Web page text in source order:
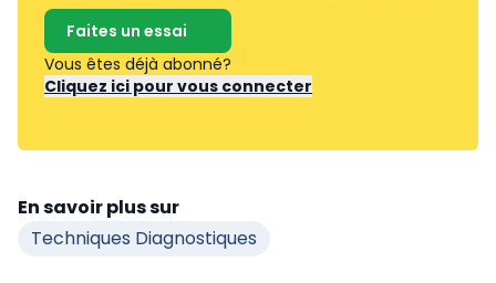
Faites un essai
Vous êtes déjà abonné?
Cliquez ici pour vous connecter
En savoir plus sur
Techniques Diagnostiques